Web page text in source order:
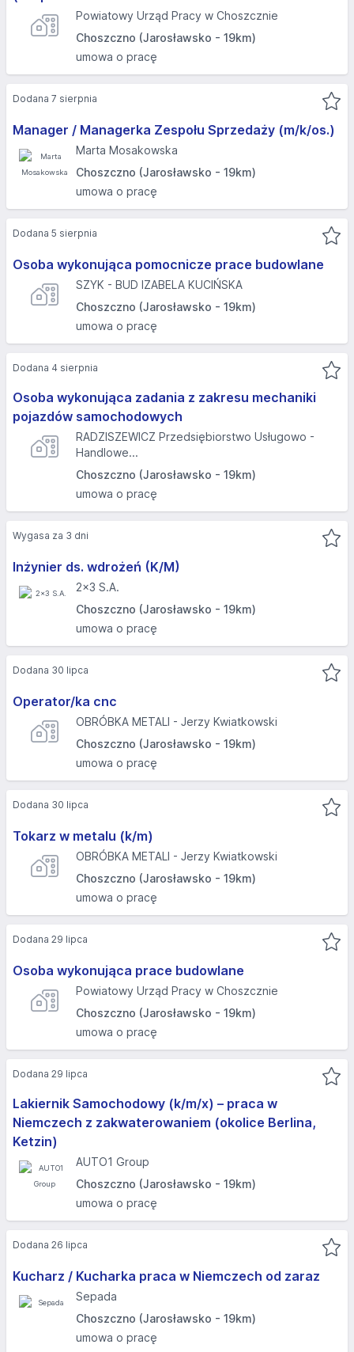
Powiatowy Urząd Pracy w Choszcznie
Choszczno (Jarosławsko - 19km)
umowa o pracę
Manager / Managerka Zespołu Sprzedaży (m/k/os.)
Marta Mosakowska
Choszczno (Jarosławsko - 19km)
umowa o pracę
Dodana 7 sierpnia
Osoba wykonująca pomocnicze prace budowlane
SZYK - BUD IZABELA KUCIŃSKA
Choszczno (Jarosławsko - 19km)
umowa o pracę
Dodana 5 sierpnia
Osoba wykonująca zadania z zakresu mechaniki
pojazdów samochodowych
RADZISZEWICZ Przedsiębiorstwo Usługowo -
Handlowe...
Choszczno (Jarosławsko - 19km)
umowa o pracę
Dodana 4 sierpnia
Inżynier ds. wdrożeń (K/M)
2x3 S.A.
Choszczno (Jarosławsko - 19km)
umowa o pracę
Wygasa za 3 dni
Operator/ka cnc
OBRÓBKA METALI - Jerzy Kwiatkowski
Choszczno (Jarosławsko - 19km)
umowa o pracę
Dodana 30 lipca
Tokarz w metalu (k/m)
OBRÓBKA METALI - Jerzy Kwiatkowski
Choszczno (Jarosławsko - 19km)
umowa o pracę
Dodana 30 lipca
Osoba wykonująca prace budowlane
Powiatowy Urząd Pracy w Choszcznie
Choszczno (Jarosławsko - 19km)
umowa o pracę
Dodana 29 lipca
Lakiernik Samochodowy (k/m/x) – praca w
Niemczech z zakwaterowaniem (okolice Berlina,
Ketzin)
AUTO1 Group
Choszczno (Jarosławsko - 19km)
umowa o pracę
Dodana 29 lipca
Kucharz / Kucharka praca w Niemczech od zaraz
Sepada
Choszczno (Jarosławsko - 19km)
umowa o pracę
Dodana 26 lipca